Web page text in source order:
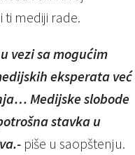
mediji rade.
vezi sa mogućim
eksperata već
Medijske slobode
stavka u
piše u saopštenju.